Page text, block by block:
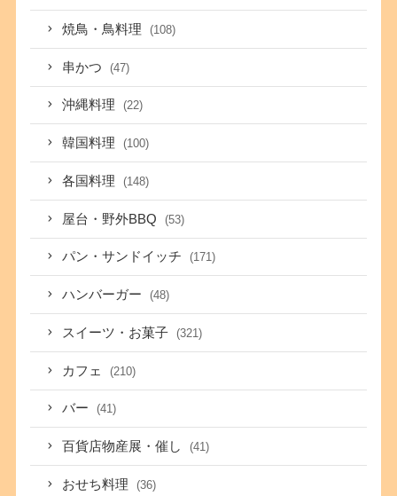
焼鳥・鳥料理 (108)
串かつ (47)
沖縄料理 (22)
韓国料理 (100)
各国料理 (148)
屋台・野外BBQ (53)
パン・サンドイッチ (171)
ハンバーガー (48)
スイーツ・お菓子 (321)
カフェ (210)
バー (41)
百貨店物産展・催し (41)
おせち料理 (36)